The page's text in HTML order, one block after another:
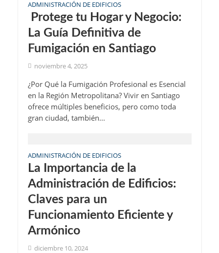
ADMINISTRACIÓN DE EDIFICIOS
️ Protege tu Hogar y Negocio:
La Guía Definitiva de
Fumigación en Santiago
noviembre 4, 2025
¿Por Qué la Fumigación Profesional es Esencial
en la Región Metropolitana? Vivir en Santiago
ofrece múltiples beneficios, pero como toda
gran ciudad, también...
ADMINISTRACIÓN DE EDIFICIOS
La Importancia de la
Administración de Edificios:
Claves para un
Funcionamiento Eficiente y
Armónico
diciembre 10, 2024